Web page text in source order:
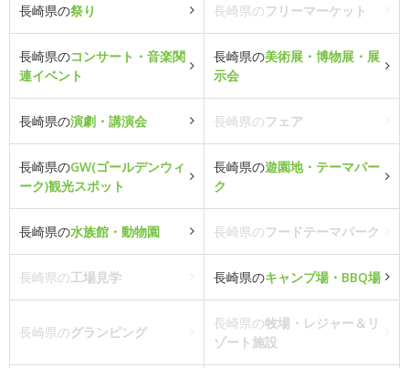
長崎県の祭り 長崎県のフリーマーケット
長崎県のコンサート・音楽関
連イベント
長崎県の美術展・博物展・展
示会
長崎県の演劇・講演会 長崎県のフェア
長崎県のGW(ゴールデンウィ
ーク)観光スポット
長崎県の遊園地・テーマパー
ク
長崎県の水族館・動物園 長崎県のフードテーマパーク
長崎県の工場見学 長崎県のキャンプ場・BBQ場
長崎県のグランピング
長崎県の牧場・レジャー＆リ
ゾート施設